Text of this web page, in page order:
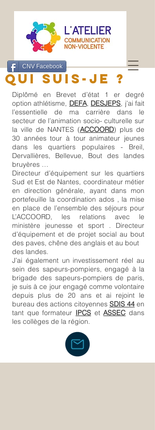
CNV Facebook
Qui Suis-je ?
Diplômé en Brevet d’état 1 er degré
option athlétisme, DEFA, DESJEPS, j’ai fait
l’essentielle de ma carrière dans le
secteur de l’animation socio- culturelle sur
la ville de NANTES (ACCOORD) plus de
30 années tour à tour animateur jeunes
dans les quartiers populaires - Breil,
Dervallières, Bellevue, Bout des landes
bruyères …
Directeur d’équipement sur les quartiers
Sud et Est de Nantes, coordinateur métier
en direction générale, ayant dans mon
portefeuille la coordination ados , la mise
en place de l’ensemble des séjours pour
L’ACCOORD, les relations avec le
ministère jeunesse et sport . Directeur
d’équipement et de projet social au bout
des paves, chêne des anglais et au bout
des landes.
J’ai également un investissement réel au
sein des sapeurs-pompiers, engagé à la
brigade des sapeurs-pompiers de paris,
je suis à ce jour engagé comme volontaire
depuis plus de 20 ans et ai rejoint le
bureau des actions citoyennes SDIS 44 en
tant que formateur IPCS etASSEC dans
les collèges de la région.